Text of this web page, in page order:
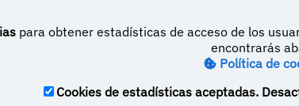
Contacto
para obtener estadísticas de acceso de los
encontrarás
Política de
Cookies de estadísticas aceptadas.